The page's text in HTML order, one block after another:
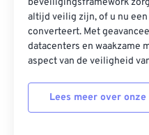
beveiligingsframework
altijd veilig zijn, of u nu
converteert. Met
datacenters en waakzame
aspect van de veiligheid
Lees meer over